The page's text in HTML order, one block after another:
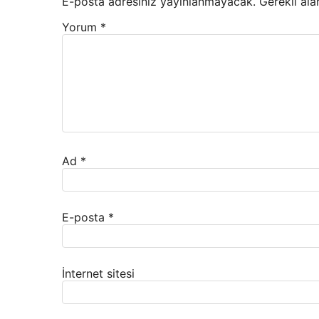
Yorum *
Ad *
E-posta *
İnternet sitesi